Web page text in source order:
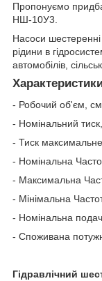
Пропонуємо
НШ-10У3.
Насоси
рідини в
автомобілів,
- Робочий об'єм,
- Номінальний
- Тиск
- Номінальна
- Максимальна
- Мінімальна
- Номінальна
- Споживана
Гідравлічний